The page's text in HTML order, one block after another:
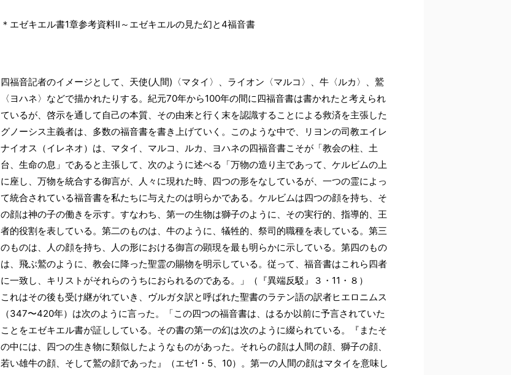
＊エゼキエル書1章参考資料Ⅱ～エゼキエルの見た幻と4福音書
四福音記者のイメージとして、天使(人間)〈マタイ〉、ライオン〈マルコ〉、牛〈ルカ〉、鷲
〈ヨハネ〉などで描かれたりする。紀元70年から100年の間に四福音書は書かれたと考えられ
ているが、啓示を通して自己の本質、その由来と行く末を認識することによる救済を主張した
グノーシス主義者は、多数の福音書を書き上げていく。このような中で、リヨンの司教エイレ
ナイオス（イレネオ）は、マタイ、マルコ、ルカ、ヨハネの四福音書こそが「教会の柱、土
台、生命の息」であると主張して、次のように述べる「万物の造り主であって、ケルビムの上
に座し、万物を統合する御言が、人々に現れた時、四つの形をなしているが、一つの霊によっ
て統合されている福音書を私たちに与えたのは明らかである。ケルビムは四つの顔を持ち、そ
の顔は神の子の働きを示す。すなわち、第一の生物は獅子のように、その実行的、指導的、王
者的役割を表している。第二のものは、牛のように、犠牲的、祭司的職種を表している。第三
のものは、人の顔を持ち、人の形における御言の顕現を最も明らかに示している。第四のもの
は、飛ぶ鷲のように、教会に降った聖霊の賜物を明示している。従って、福音書はこれら四者
に一致し、キリストがそれらのうちにおられるのである。」（『異端反駁』３・11・８）
これはその後も受け継がれていき、ヴルガタ訳と呼ばれた聖書のラテン語の訳者ヒエロニムス
（347〜420年）は次のように言った。「この四つの福音書は、はるか以前に予言されていた
ことをエゼキエル書が証ししている。その書の第一の幻は次のように綴られている。『またそ
の中には、四つの生き物に類似したようなものがあった。それらの顔は人間の顔、獅子の顔、
若い雄牛の顔、そして鷲の顔であった』（エゼ1・5、10）。第一の人間の顔はマタイを意味し